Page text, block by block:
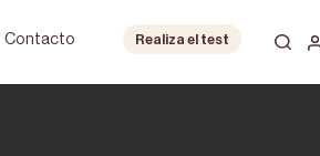
Contacto Realiza el test